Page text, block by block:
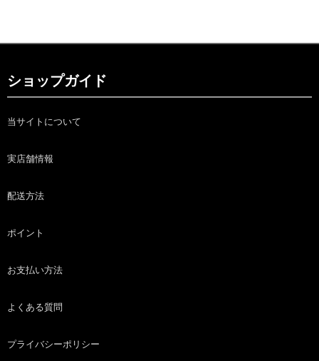
ショップガイド
当サイトについて
実店舗情報
配送方法
ポイント
お支払い方法
よくある質問
プライバシーポリシー